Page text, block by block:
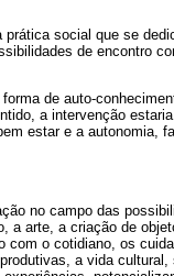
social que se
de encontro
de auto-
a intervenção
estar e a autonomia,
no campo das
a arte, a criação de
com o cotidiano, os
a vida cultural,